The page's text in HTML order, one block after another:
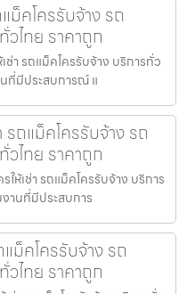
ม็คโครรับจ้าง รถ
วไทย ราคาถูก
ช่า รถแม็คโครรับจ้าง บริการทั่ว
ที่มีประสบการณ์ แ
ถแม็คโครรับจ้าง รถ
วไทย ราคาถูก
ห้เช่า รถแม็คโครรับจ้าง บริการ
านที่มีประสบการ
ม็คโครรับจ้าง รถ
วไทย ราคาถูก